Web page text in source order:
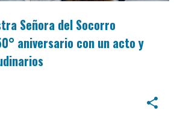
Señora del Socorro
aniversario con un acto y